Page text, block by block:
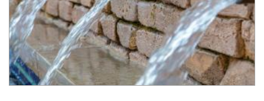
Conoce la programación, horarios, barrios y
localidades que tendrán cortes de agua este martes
1 de febrero en Bogotá.